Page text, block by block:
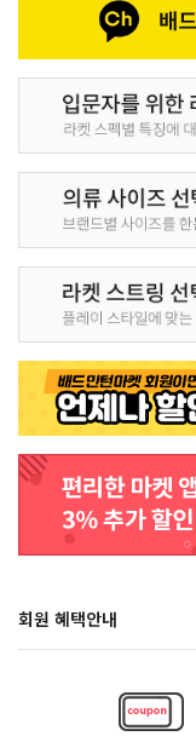
회원 혜택안내